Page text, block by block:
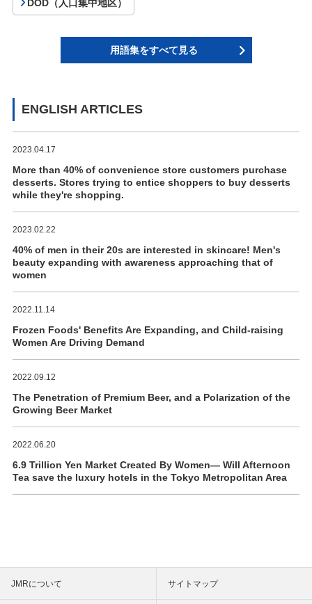
DOD（人口集中地区）
用語集をすべて見る
ENGLISH ARTICLES
2023.04.17
More than 40% of convenience store customers purchase
desserts. Stores trying to entice shoppers to buy desserts
while they're shopping.
2023.02.22
40% of men in their 20s are interested in skincare! Men's
beauty expanding with awareness approaching that of
women
2022.11.14
Frozen Foods' Benefits Are Expanding, and Child-raising
Women Are Driving Demand
2022.09.12
The Penetration of Premium Beer, and a Polarization of the
Growing Beer Market
2022.06.20
6.9 Trillion Yen Market Created By Women― Will Afternoon
Tea save the luxury hotels in the Tokyo Metropolitan Area
JMRについて サイトマップ